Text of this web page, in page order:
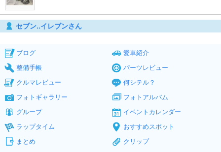
セブン..イレブンさん
ブログ
愛車紹介
整備手帳
パーツレビュー
クルマレビュー
何シテル？
フォトギャラリー
フォトアルバム
グループ
イベントカレンダー
ラップタイム
おすすめスポット
まとめ
クリップ